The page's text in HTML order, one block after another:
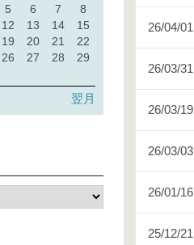
26/04/01
26/03/31
26/03/19
26/03/03
26/01/16
25/12/21
5 6 7
8
12 13 14
15
19 20 21
22
26 27 28
29
翌月